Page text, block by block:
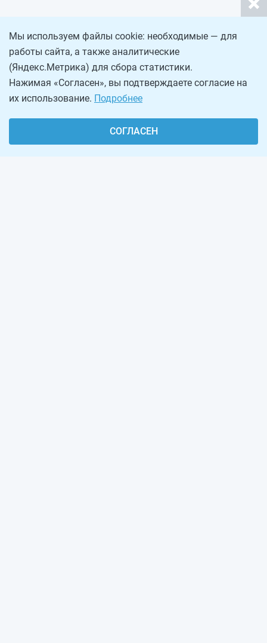
Мы используем файлы cookie: необходимые — для
работы сайта, а также аналитические
(Яндекс.Метрика) для сбора статистики.
Нажимая «Согласен», вы подтверждаете согласие на
их использование. Подробнее
СОГЛАСЕН